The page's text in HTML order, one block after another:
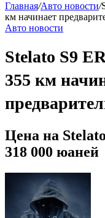
Главная/Авто новости/
км начинает
Авто новости
Stelato S9
355 км
Цена на
318 000 юаней